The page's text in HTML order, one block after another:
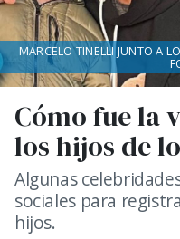
Cómo fue la
los hijos de
Algunas
sociales para
hijos.
MARCELO TINELLI JUNTO A